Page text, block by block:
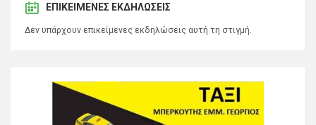
ΕΠΙΚΕΊΜΕΝΕΣ ΕΚΔΗΛΏΣΕΙΣ
Δεν υπάρχουν επικείμενες εκδηλώσεις αυτή τη στιγμή.